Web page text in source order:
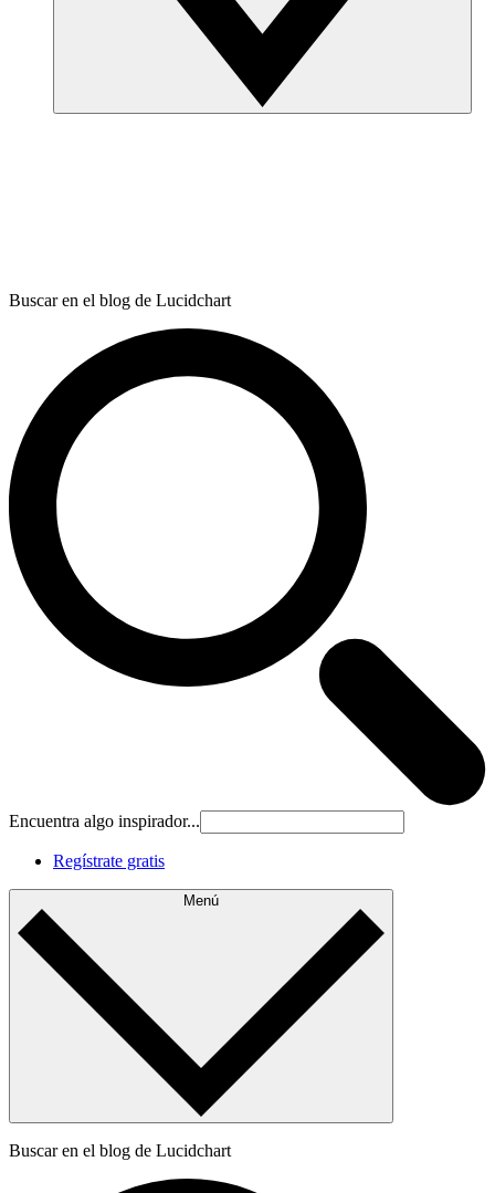
Buscar en el blog de Lucidchart
Encuentra algo inspirador...
Regístrate gratis
Menú
Buscar en el blog de Lucidchart